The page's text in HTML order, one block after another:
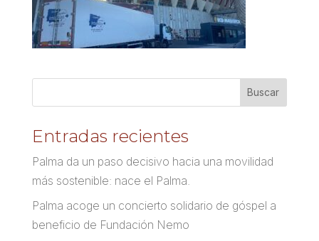
Entradas recientes
Palma da un paso decisivo hacia una movilidad
más sostenible: nace el Palma.
Palma acoge un concierto solidario de góspel a
beneficio de Fundación Nemo